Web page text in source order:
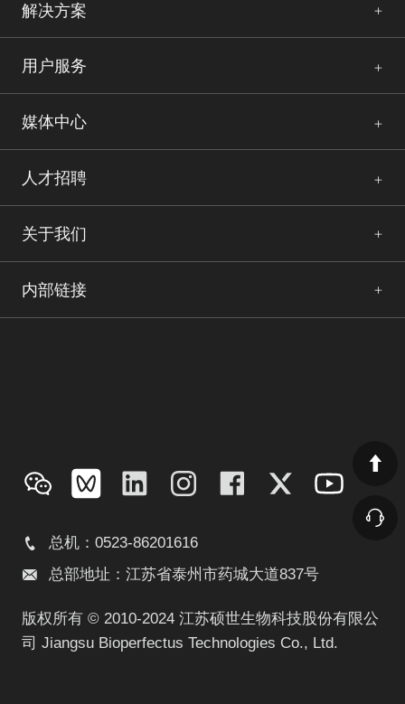
解决方案
用户服务
媒体中心
人才招聘
关于我们
内部链接
总机：0523-86201616
总部地址：江苏省泰州市药城大道837号
版权所有 © 2010-2024 江苏硕世生物科技股份有限公
司 Jiangsu Bioperfectus Technologies Co., Ltd.